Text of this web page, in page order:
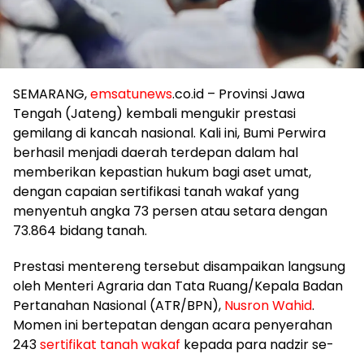
SEMARANG,emsatunews.co.id – Provinsi Jawa
Tengah (Jateng) kembali mengukir prestasi
gemilang di kancah nasional. Kali ini, Bumi Perwira
berhasil menjadi daerah terdepan dalam hal
memberikan kepastian hukum bagi aset umat,
dengan capaian sertifikasi tanah wakaf yang
menyentuh angka 73 persen atau setara dengan
73.864 bidang tanah.
​Prestasi mentereng tersebut disampaikan langsung
oleh Menteri Agraria dan Tata Ruang/Kepala Badan
Pertanahan Nasional (ATR/BPN), Nusron Wahid.
Momen ini bertepatan dengan acara penyerahan
243sertifikat tanah wakaf kepada para nadzir se-